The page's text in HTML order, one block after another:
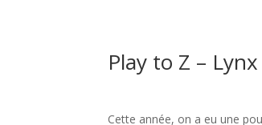
Play to Z –
Cette année, on a eu une